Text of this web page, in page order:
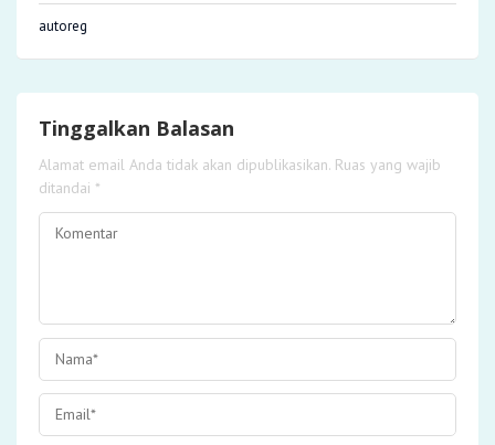
autoreg
Tinggalkan Balasan
Alamat email Anda tidak akan dipublikasikan. Ruas yang wajib
ditandai *